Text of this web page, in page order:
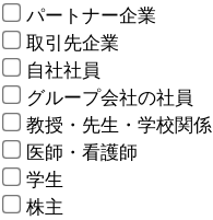
パートナー企業
取引先企業
自社社員
グループ会社の社員
教授・先生・学校関係
医師・看護師
学生
株主